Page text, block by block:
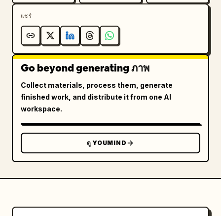
signature, lightning-like angular initial,
structured slanted letters, precise straight
underline"},{"number":"06","position":"bottom
right","label":"EXPERIMENTAL ·
ARTISTIC","accent_color":"dark navy
signature with looping overlapping
flourishes, sketch-like strokes, expressive
scribble energy and long fine
baseline"}]},"visual_style":"black ink on
clean white cards, high-end brand
presentation, restrained monochrome palette
with tiny colored accent marks, realistic
polished signature selection sheet where the
แชร์
Go beyond generating ภาพ
Collect materials, process them, generate
finished work, and distribute it from one AI
workspace.
ดู YOUMIND